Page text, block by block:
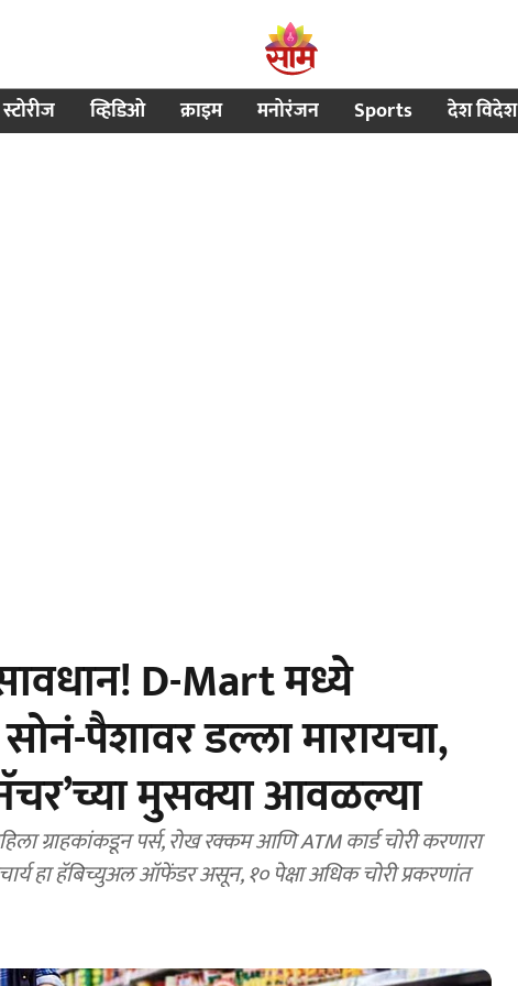
व्हिडिओ क्राइम मनोरंजन Sports देश विदेश
D-Mart मध्ये
पैशावर डल्ला मारायचा,
मुसक्या आवळल्या
ग्राहकांकडून पर्स, रोख रक्कम आणि ATM कार्ड चोरी करणारा
हा हॅबिच्युअल ऑफेंडर असून, १० पेक्षा अधिक चोरी प्रकरणांत